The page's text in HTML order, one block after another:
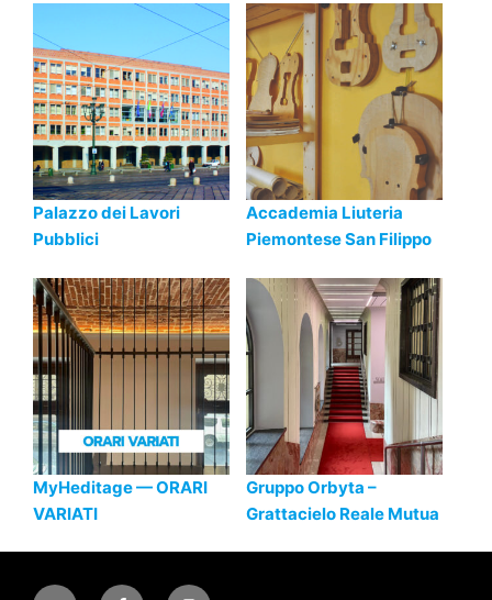
Palazzo dei Lavori
Pubblici
Accademia Liuteria
Piemontese San Filippo
MyHeditage — ORARI
VARIATI
Gruppo Orbyta –
Grattacielo Reale Mutua